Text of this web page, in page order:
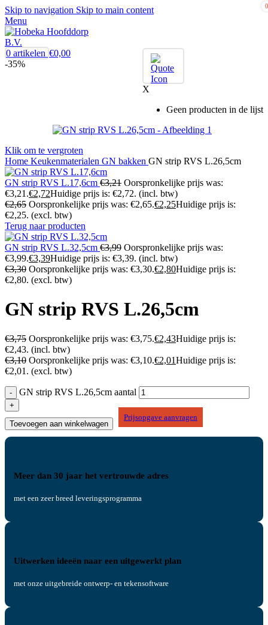
Skip to navigation Skip to main content
Menu
0
X
Geen producten in de lijst
0 artikelen €0,00
-35%
Klik om te vergroten
Home Keukenmaterialen GN bakken GN strip RVS L.26,5cm
GN strip RVS L.17,6cm €3,21 Oorspronkelijke prijs was:
€3,21.€2,72Huidige prijs is: €2,72. (incl. btw)
€2,65 Oorspronkelijke prijs was: €2,65.€2,25Huidige prijs is:
€2,25. (excl. btw)
Terug naar producten
GN strip RVS L.32,5cm €3,99 Oorspronkelijke prijs was:
€3,99.€3,39Huidige prijs is: €3,39. (incl. btw)
€3,30 Oorspronkelijke prijs was: €3,30.€2,80Huidige prijs is:
€2,80. (excl. btw)
GN strip RVS L.26,5cm
€3,75 Oorspronkelijke prijs was: €3,75.€2,43Huidige prijs is:
€2,43. (incl. btw)
€3,10 Oorspronkelijke prijs was: €3,10.€2,01Huidige prijs is:
€2,01. (excl. btw)
GN strip RVS L.26,5cm aantal
Toevoegen aan winkelwagen
Prijsopgave aanvragen
Meer dan 30 jaar het vertrouwde adres
met een zeer breed leveringsprogramma
Uitwerken ideeën naar een uitgewerkt plan
met onze uitgebreide ontwerp- en tekensoftware